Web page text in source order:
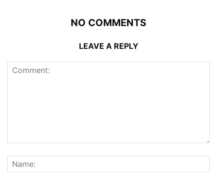
NO COMMENTS
LEAVE A REPLY